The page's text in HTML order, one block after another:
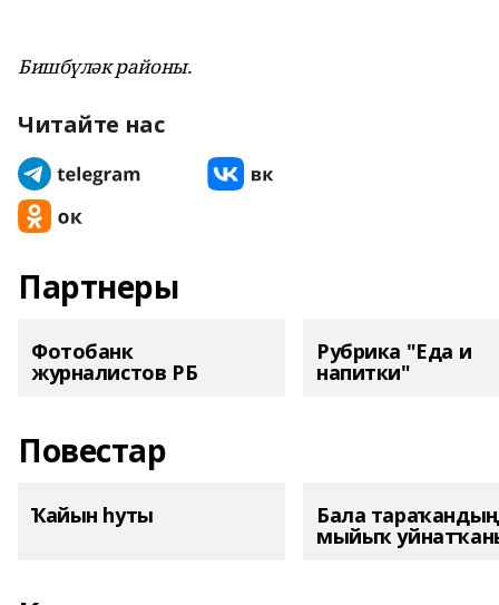
Бишбүләк районы.
Читайте нас
Партнеры
Фотобанк
журналистов РБ
Рубрика "Еда и
напитки"
Повестар
Ҡайын һуты Бала тараҡандың
мыйыҡ